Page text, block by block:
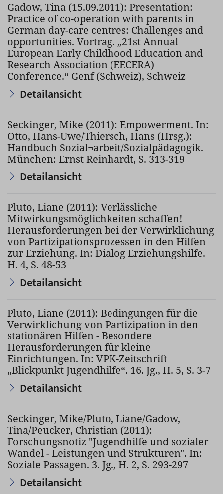
Gadow, Tina (15.09.2011): Presentation:
Practice of co-operation with parents in
German day-care centres: Challenges and
opportunities. Vortrag. „21st Annual
European Early Childhood Education and
Research Association (EECERA)
Conference.“ Genf (Schweiz), Schweiz
Detailansicht
Seckinger, Mike (2011): Empowerment. In:
Otto, Hans-Uwe/Thiersch, Hans (Hrsg.):
Handbuch Sozial¬arbeit/Sozialpädagogik.
München: Ernst Reinhardt, S. 313-319
Detailansicht
Pluto, Liane (2011): Verlässliche
Mitwirkungsmöglichkeiten schaffen!
Herausforderungen bei der Verwirklichung
von Partizipationsprozessen in den Hilfen
zur Erziehung. In: Dialog Erziehungshilfe.
H. 4, S. 48-53
Detailansicht
Pluto, Liane (2011): Bedingungen für die
Verwirklichung von Partizipation in den
stationären Hilfen - Besondere
Herausforderungen für kleine
Einrichtungen. In: VPK-Zeitschrift
„Blickpunkt Jugendhilfe“. 16. Jg., H. 5, S. 3-7
Detailansicht
Seckinger, Mike/Pluto, Liane/Gadow,
Tina/Peucker, Christian (2011):
Forschungsnotiz "Jugendhilfe und sozialer
Wandel - Leistungen und Strukturen". In:
Soziale Passagen. 3. Jg., H. 2, S. 293-297
Detailansicht